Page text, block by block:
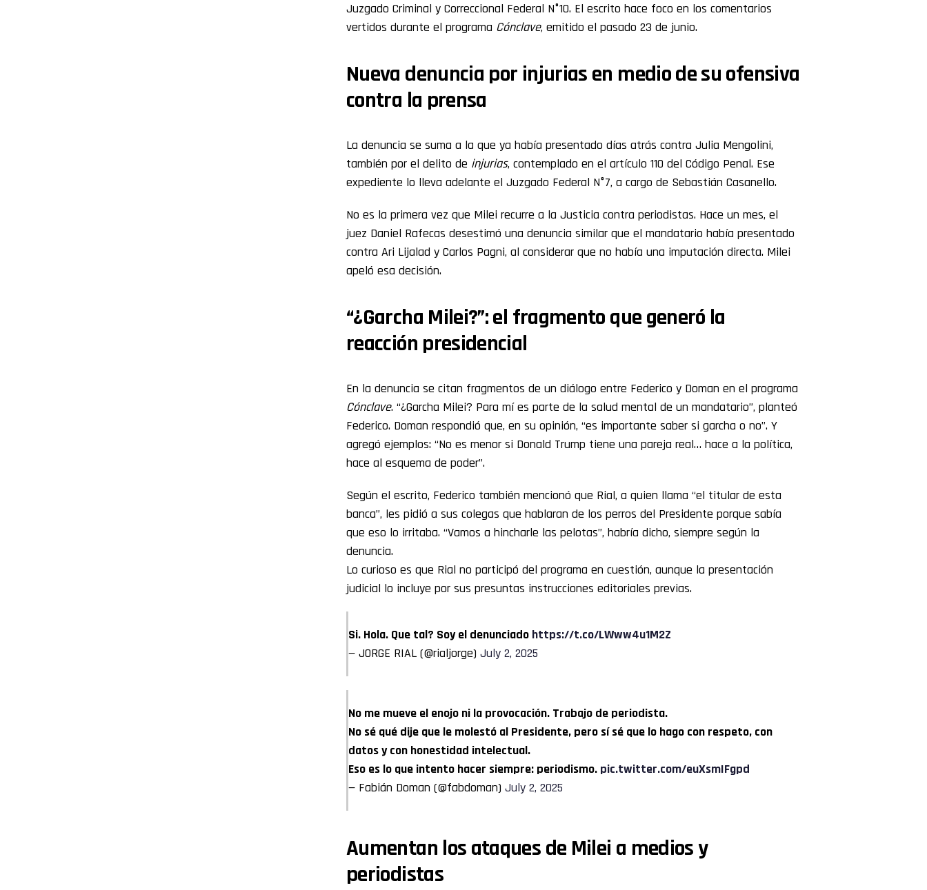
Juzgado Criminal y Correccional Federal N°10. El escrito hace foco en los comentarios
vertidos durante el programa Cónclave, emitido el pasado 23 de junio.
Nueva denuncia por injurias en medio de su ofensiva
contra la prensa
La denuncia se suma a la que ya había presentado días atrás contra Julia Mengolini,
también por el delito de injurias, contemplado en el artículo 110 del Código Penal. Ese
expediente lo lleva adelante el Juzgado Federal N°7, a cargo de Sebastián Casanello.
No es la primera vez que Milei recurre a la Justicia contra periodistas. Hace un mes, el
juez Daniel Rafecas desestimó una denuncia similar que el mandatario había presentado
contra Ari Lijalad y Carlos Pagni, al considerar que no había una imputación directa. Milei
apeló esa decisión.
“¿Garcha Milei?”: el fragmento que generó la
reacción presidencial
En la denuncia se citan fragmentos de un diálogo entre Federico y Doman en el programa
Cónclave. “¿Garcha Milei? Para mí es parte de la salud mental de un mandatario”, planteó
Federico. Doman respondió que, en su opinión, “es importante saber si garcha o no”. Y
agregó ejemplos: “No es menor si Donald Trump tiene una pareja real… hace a la política,
hace al esquema de poder”.
Según el escrito, Federico también mencionó que Rial, a quien llama “el titular de esta
banca”, les pidió a sus colegas que hablaran de los perros del Presidente porque sabía
que eso lo irritaba. “Vamos a hincharle las pelotas”, habría dicho, siempre según la
denuncia.
Lo curioso es que Rial no participó del programa en cuestión, aunque la presentación
judicial lo incluye por sus presuntas instrucciones editoriales previas.
Si. Hola. Que tal? Soy el denunciado https://t.co/LWww4u1M2Z
— JORGE RIAL (@rialjorge) July 2, 2025
No me mueve el enojo ni la provocación. Trabajo de periodista.
No sé qué dije que le molestó al Presidente, pero sí sé que lo hago con respeto, con
datos y con honestidad intelectual.
Eso es lo que intento hacer siempre: periodismo. pic.twitter.com/euXsmIFgpd
— Fabián Doman (@fabdoman) July 2, 2025
Aumentan los ataques de Milei a medios y
periodistas